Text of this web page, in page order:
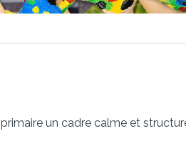
primaire un cadre calme et